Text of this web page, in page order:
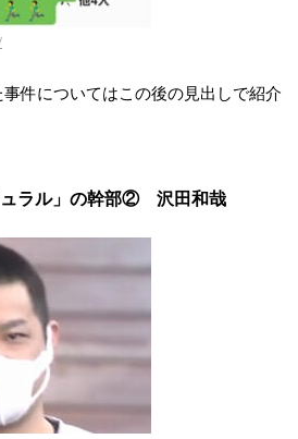
件についてはこの後の見出しで紹介
ュラル」の幹部② 沢田和哉